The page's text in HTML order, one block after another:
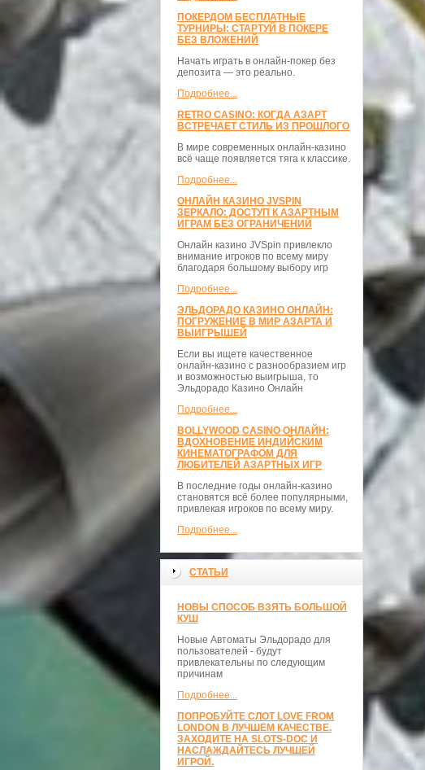
ПОКЕРДОМ БЕСПЛАТНЫЕ
ТУРНИРЫ: СТАРТУЙ В ПОКЕРЕ
БЕЗ ВЛОЖЕНИЙ
Начать играть в онлайн-покер без
депозита — это реально.
Подробнее...
RETRO CASINO: КОГДА АЗАРТ
ВСТРЕЧАЕТ СТИЛЬ ИЗ ПРОШЛОГО
В мире современных онлайн-казино
всё чаще появляется тяга к классике.
Подробнее...
ОНЛАЙН КАЗИНО JVSPIN
ЗЕРКАЛО: ДОСТУП К АЗАРТНЫМ
ИГРАМ БЕЗ ОГРАНИЧЕНИЙ
Онлайн казино JVSpin привлекло
внимание игроков по всему миру
благодаря большому выбору игр
Подробнее...
ЭЛЬДОРАДО КАЗИНО ОНЛАЙН:
ПОГРУЖЕНИЕ В МИР АЗАРТА И
ВЫИГРЫШЕЙ
Если вы ищете качественное
онлайн-казино с разнообразием игр
и возможностью выигрыша, то
Эльдорадо Казино Онлайн
Подробнее...
BOLLYWOOD CASINO ОНЛАЙН:
ВДОХНОВЕНИЕ ИНДИЙСКИМ
КИНЕМАТОГРАФОМ ДЛЯ
ЛЮБИТЕЛЕЙ АЗАРТНЫХ ИГР
В последние годы онлайн-казино
становятся всё более популярными,
привлекая игроков по всему миру.
Подробнее...
СТАТЬИ
НОВЫ СПОСОБ ВЗЯТЬ БОЛЬШОЙ
КУШ
Новые Автоматы Эльдорадо для
пользователей - будут
привлекательны по следующим
причинам
Подробнее...
ПОПРОБУЙТЕ СЛОТ LOVE FROM
LONDON В ЛУЧШЕМ КАЧЕСТВЕ.
ЗАХОДИТЕ НА SLOTS-DOC И
НАСЛАЖДАЙТЕСЬ ЛУЧШЕЙ
ИГРОЙ.